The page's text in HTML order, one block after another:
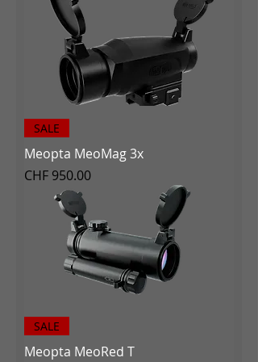
SALE
Meopta MeoMag 3x
Preis
CHF 950.00
SALE
Meopta MeoRed T